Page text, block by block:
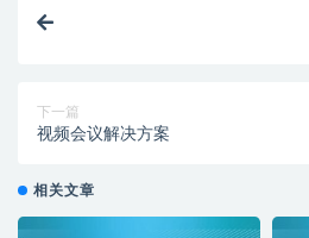
下一篇
视频会议解决方案
相关文章